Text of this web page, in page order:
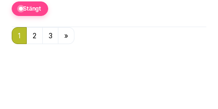
Stängt
1 2 3 »